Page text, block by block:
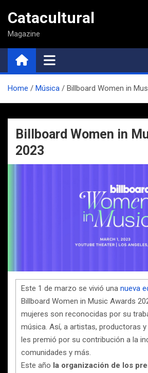
contenido
Catacultural
Magazine
Home Música Billboard Women in
Billboard Women in
2023
Este 1 de marzo se vivió una nueva
Billboard Women in Music Awards
mujeres son reconocidas por su
música. Así, a artistas, productoras
les premió por su contribución a la
comunidades y más.
Este año la organización de los